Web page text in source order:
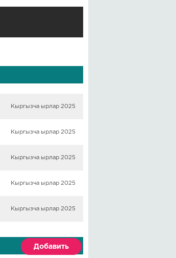
Кыргызча ырлар 2025
Кыргызча ырлар 2025
Кыргызча ырлар 2025
Кыргызча ырлар 2025
Кыргызча ырлар 2025
Добавить